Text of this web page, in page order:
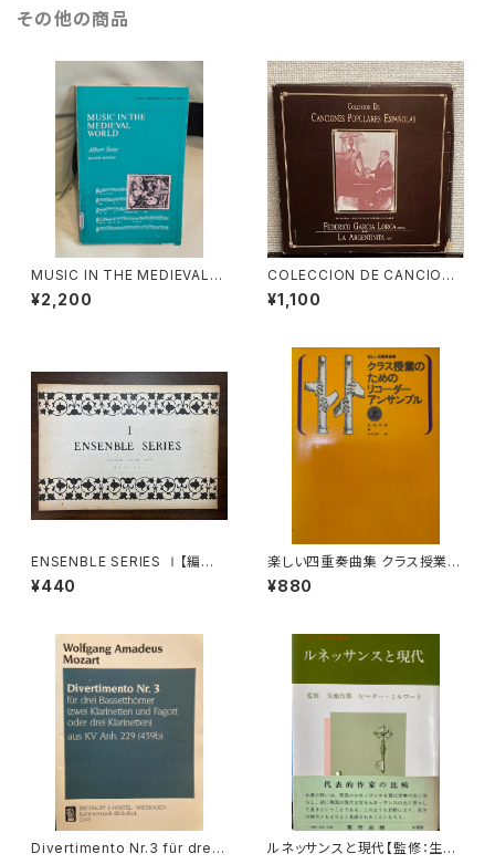
古楽以外
その他の商品
MUSIC IN THE MEDIEVAL
WORLD【著者：Albert Seay】
出版社：PRENTICE-HALL, IN
¥2,200
COLECCION DE CANCIONE
S POPULARES ESPAÑOLAS
【演奏者：FEDERICO GARCIA
¥1,100
ENSENBLE SERIES Ⅰ【編集：
東京コレギウム】出版社：東京コ
レギウム出版部
¥440
楽しい四重奏曲集 クラス授業の
ためのリコーダーアンサンブル
上【編著：田中良徳】出版社：全
¥880
Divertimento Nr.3 für drei
ルネッサンスと現代【監修：生地